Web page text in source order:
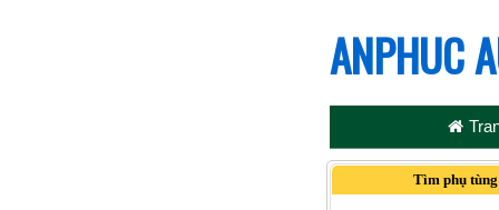
ANPHUC
Tìm phụ